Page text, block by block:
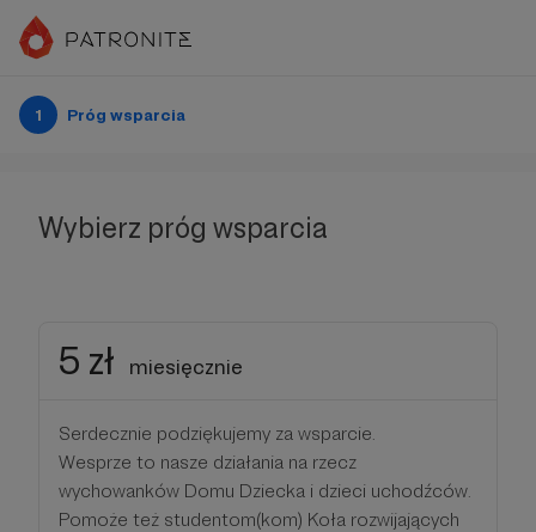
1 Próg wsparcia
Wybierz próg wsparcia
5 zł miesięcznie
Serdecznie podziękujemy za wsparcie.
Wesprze to nasze działania na rzecz
wychowanków Domu Dziecka i dzieci uchodźców.
Pomoże też studentom(kom) Koła rozwijających